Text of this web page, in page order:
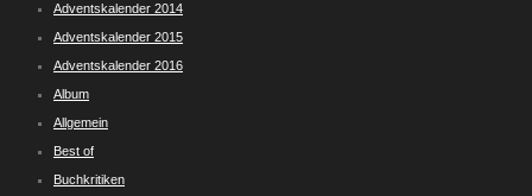
Adventskalender 2014
Adventskalender 2015
Adventskalender 2016
Album
Allgemein
Best of
Buchkritiken